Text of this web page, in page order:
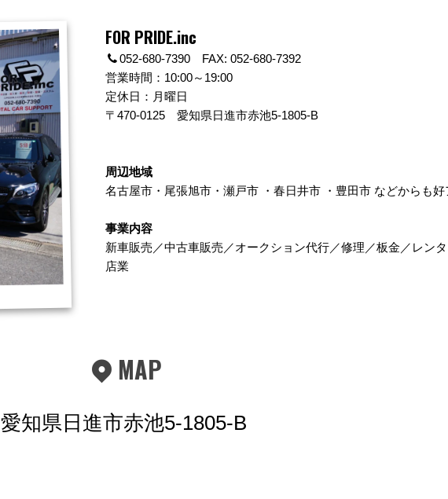
FOR PRIDE.inc
052-680-7390 FAX: 052-680-7392
営業時間：10:00～19:00
定休日：月曜日
〒470-0125 愛知県日進市赤池5-1805-B
周辺地域
名古屋市・ 尾張旭市・ 瀬戸市・ 春日井市・ 豊田市などからも好
事業内容
新車販売／中古車販売／オークション代行／修理／板金／レン
店業
MAP
愛知県日進市赤池5-1805-B